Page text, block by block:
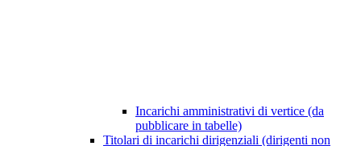
Incarichi amministrativi di vertice (da
pubblicare in tabelle)
Titolari di incarichi dirigenziali (dirigenti non